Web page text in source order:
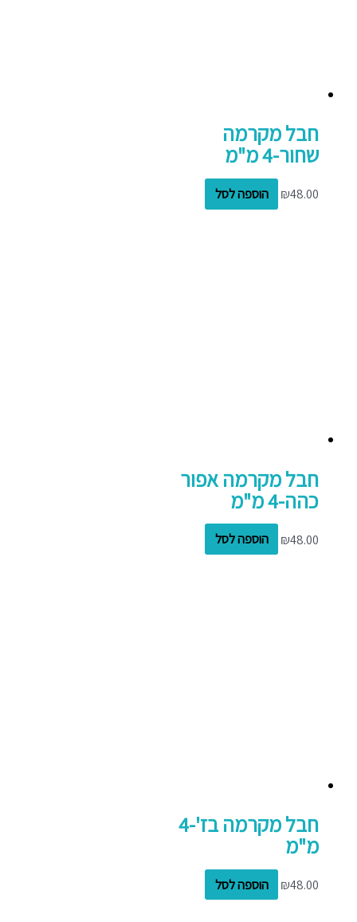
חבל מקרמה
שחור-4 מ"מ
₪48.00 הוספה לסל
חבל מקרמה אפור
כהה-4 מ"מ
₪48.00 הוספה לסל
חבל מקרמה בז'-4
מ"מ
₪48.00 הוספה לסל